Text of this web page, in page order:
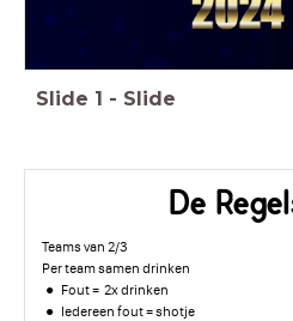
Slide 1 - Slide
De
Teams van 2/3
Per team samen drinken
Fout = 2x drinken
Iedereen fout = shotje